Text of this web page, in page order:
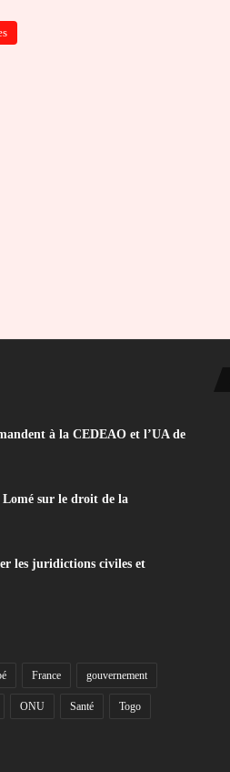
à la CEDEAO et l’UA de
sur le droit de la
les juridictions civiles et
France gouvernement
ONU Santé Togo